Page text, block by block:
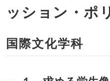
ッション・ポ
国際文化学科